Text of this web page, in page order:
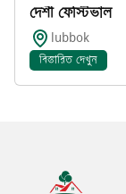
দেশী ফেস্টিভাল
lubbok
বিস্তারিত দেখুন